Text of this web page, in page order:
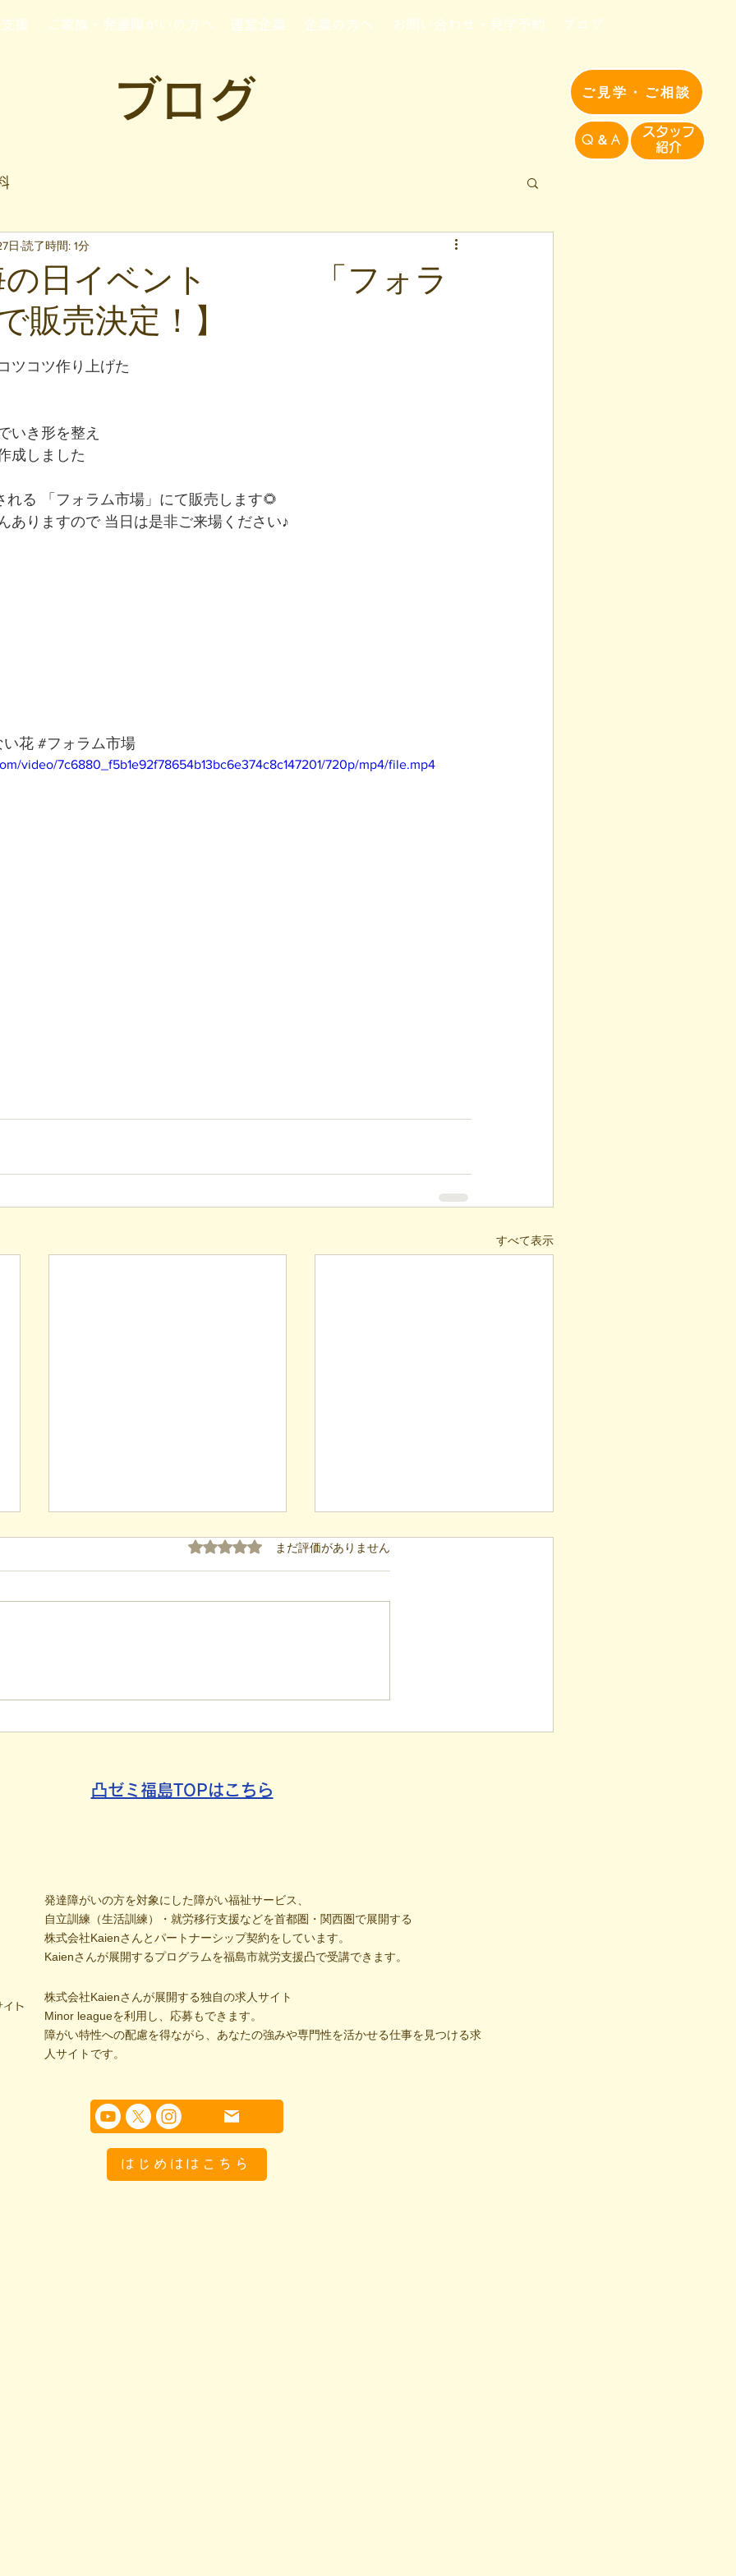
ご見学・ご相談
Q＆A
​スタッフ
紹介​
援 ご家族・発達障がいの方へ 運営企業 企業の方へ お問い合わせ・見学予約 ブログ
ブログ
の日イベント 「フォラ
販売決定！】
日 読了時間: 1分
ツコツ作り上げた
いき形を整え
成しました
れる 「フォラム市場」にて販売します🌻
ありますので 当日は是非ご来場ください♪
い花 #フォラム市場
video/7c6880_f5b1e92f78654b13bc6e374c8c147201/720p/mp4/file.mp4
すべて表示
社会への一歩
5つ星のうち0と評価されています。
まだ評価がありません
凸ゼミ福島TOPはこちら
発達障がいの方を対象にした障がい福祉サービス、
自立訓練（生活訓練）・就労移行支援などを首都圏・関西圏で展開する
株式会社Kaienさんとパートナーシップ契約をしています。
Kaienさんが展開するプログラムを福島市就労支援凸で受講できます。
ト
株式会社Kaienさんが展開する独自の求人サイト
Minor leagueを利用し、応募もできます。
障がい特性への配慮を得ながら、あなたの強みや専門性を活かせる仕事を見つける求
人サイトです。
はじめははこちら